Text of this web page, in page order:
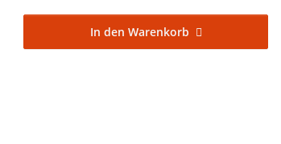
In den Warenkorb